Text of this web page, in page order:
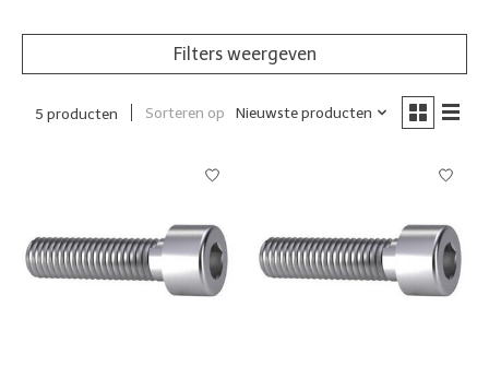
Filters weergeven
5 producten Sorteren op Nieuwste producten